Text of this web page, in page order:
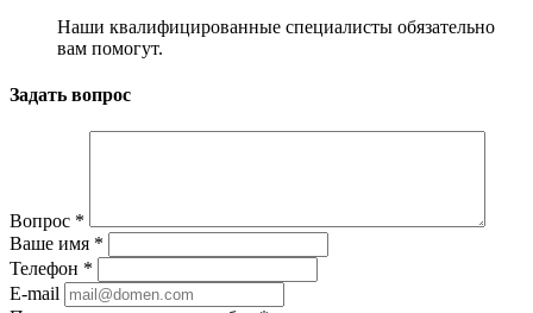
Наши квалифицированные специалисты обязательно
вам помогут.
Задать вопрос
Вопрос *
Ваше имя *
Телефон *
E-mail